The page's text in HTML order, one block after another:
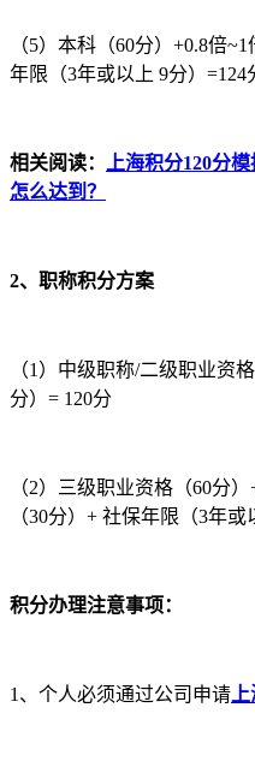
（5）本科（60分）+0.8倍
年限（3年或以上 9分）=124
相关阅读：
上海积分120分
怎么达到？
2、职称积分方案
（1）中级职称/二级职业资
分）= 120分
（2）三级职业资格（60分
（30分）+ 社保年限（3年或
积分办理注意事项：
1、个人必须通过公司申请